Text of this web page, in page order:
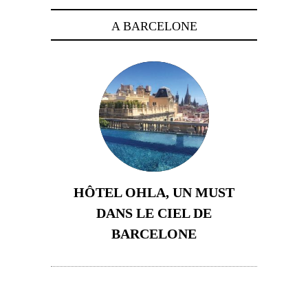
A BARCELONE
HÔTEL OHLA, UN MUST
DANS LE CIEL DE
BARCELONE